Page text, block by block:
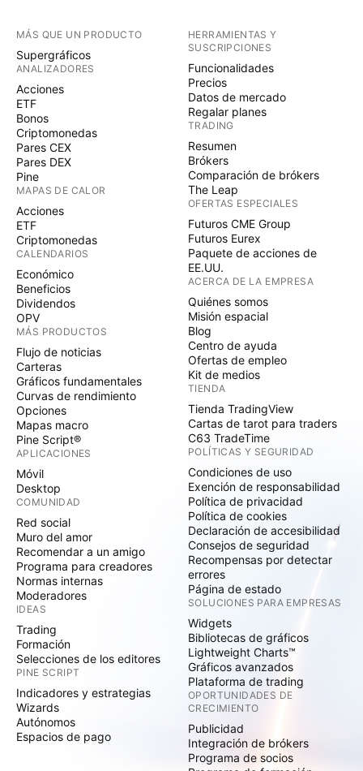
MÁS QUE UN PRODUCTO
Supergráficos
ANALIZADORES
Acciones
ETF
Bonos
Criptomonedas
Pares CEX
Pares DEX
Pine
MAPAS DE CALOR
Acciones
ETF
Criptomonedas
CALENDARIOS
Económico
Beneficios
Dividendos
OPV
MÁS PRODUCTOS
Flujo de noticias
Carteras
Gráficos fundamentales
Curvas de rendimiento
Opciones
Mapas macro
Pine Script®
APLICACIONES
Móvil
Desktop
COMUNIDAD
Red social
Muro del amor
Recomendar a un amigo
Programa para creadores
Normas internas
Moderadores
IDEAS
Trading
Formación
Selecciones de los editores
PINE SCRIPT
Indicadores y estrategias
Wizards
Autónomos
Espacios de pago
HERRAMIENTAS Y
SUSCRIPCIONES
Funcionalidades
Precios
Datos de mercado
Regalar planes
TRADING
Resumen
Brókers
Comparación de brókers
The Leap
OFERTAS ESPECIALES
Futuros CME Group
Futuros Eurex
Paquete de acciones de
EE.UU.
ACERCA DE LA EMPRESA
Quiénes somos
Misión espacial
Blog
Centro de ayuda
Ofertas de empleo
Kit de medios
TIENDA
Tienda TradingView
Cartas de tarot para traders
C63 TradeTime
POLÍTICAS Y SEGURIDAD
Condiciones de uso
Exención de responsabilidad
Política de privacidad
Política de cookies
Declaración de accesibilidad
Consejos de seguridad
Recompensas por detectar
errores
Página de estado
SOLUCIONES PARA EMPRESAS
Widgets
Bibliotecas de gráficos
Lightweight Charts™
Gráficos avanzados
Plataforma de trading
OPORTUNIDADES DE
CRECIMIENTO
Publicidad
Integración de brókers
Programa de socios